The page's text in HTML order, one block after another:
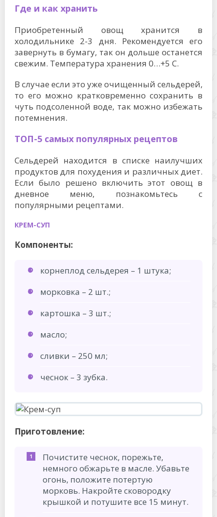
Где и как хранить
Приобретенный овощ хранится в
холодильнике 2-3 дня. Рекомендуется его
завернуть в бумагу, так он дольше останется
свежим. Температура хранения 0…+5 С.
В случае если это уже очищенный сельдерей,
то его можно кратковременно сохранить в
чуть подсоленной воде, так можно избежать
потемнения.
ТОП-5 самых популярных рецептов
Сельдерей находится в списке наилучших
продуктов для похудения и различных диет.
Если было решено включить этот овощ в
дневное меню, познакомьтесь с
популярными рецептами.
КРЕМ-СУП
Компоненты:
корнеплод сельдерея – 1 штука;
морковка – 2 шт.;
картошка – 3 шт.;
масло;
сливки – 250 мл;
чеснок – 3 зубка.
Приготовление:
Почистите чеснок, порежьте,
немного обжарьте в масле. Убавьте
огонь, положите потертую
морковь. Накройте сковородку
крышкой и потушите все 15 минут.